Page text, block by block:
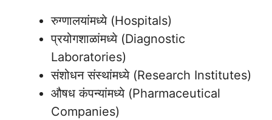
रुग्णालयांमध्ये (Hospitals)
प्रयोगशाळांमध्ये (Diagnostic
Laboratories)
संशोधन संस्थांमध्ये (Research Institutes)
औषध कंपन्यांमध्ये (Pharmaceutical
Companies)